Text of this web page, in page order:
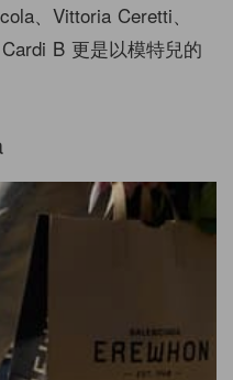
、Vittoria Ceretti、
B 更是以模特兒的